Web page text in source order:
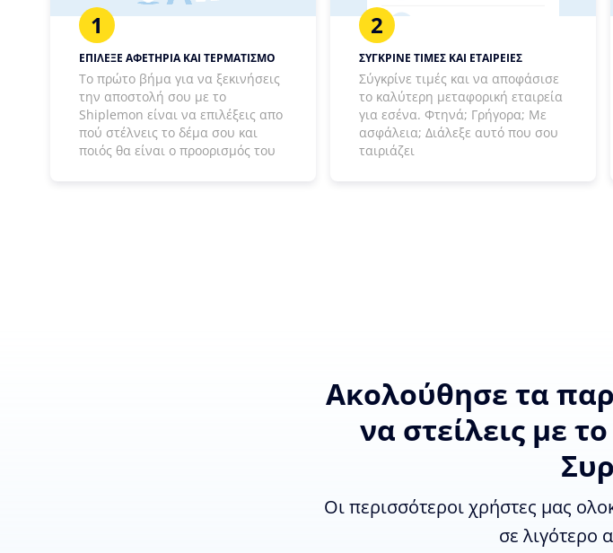
1
ΕΠΙΛΕΞΕ ΑΦΕΤΗΡΙΑ ΚΑΙ ΤΕΡΜΑΤΙΣΜΟ
Το πρώτο βήμα για να ξεκινήσεις
την αποστολή σου με το
Shiplemon είναι να επιλέξεις απο
πού στέλνεις το δέμα σου και
ποιός θα είναι ο προορισμός του
2
ΣΥΓΚΡΙΝΕ ΤΙΜΕΣ ΚΑΙ ΕΤΑΙΡΕΙΕΣ
Σύγκρίνε τιμές και να αποφάσισε
το καλύτερη μεταφορική εταιρεία
για εσένα. Φτηνά; Γρήγορα; Με
ασφάλεια; Διάλεξε αυτό που σου
ταιριάζει
Ακολούθησε τα
να στείλεις με
Οι περισσότεροι χρήστες μας
σε λιγότερο